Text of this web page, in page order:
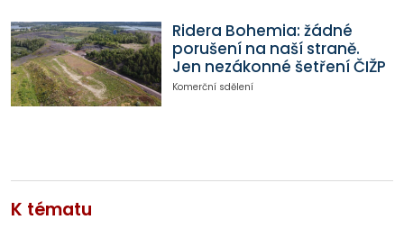
Ridera Bohemia: žádné
porušení na naší straně.
Jen nezákonné šetření ČIŽP
Komerční sdělení
K tématu